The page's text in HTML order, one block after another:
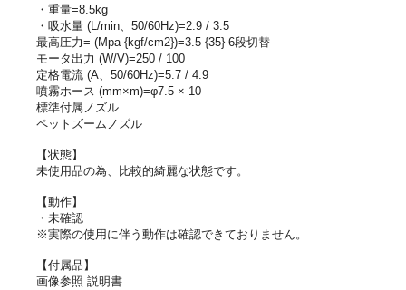
・重量=8.5kg
・吸水量 (L/min、50/60Hz)=2.9 / 3.5
最高圧力= (Mpa {kgf/cm2})=3.5 {35} 6段切替
モータ出力 (W/V)=250 / 100
定格電流 (A、50/60Hz)=5.7 / 4.9
噴霧ホース (mm×m)=φ7.5 × 10
標準付属ノズル
ペットズームノズル
【状態】
未使用品の為、比較的綺麗な状態です。
【動作】
・未確認
※実際の使用に伴う動作は確認できておりません。
【付属品】
画像参照 説明書